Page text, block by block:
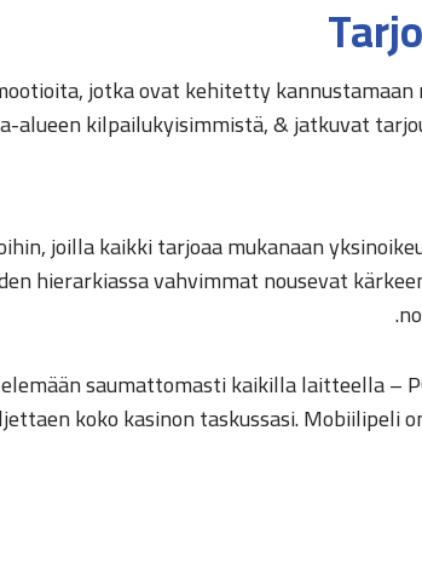
jotka ovat kehitetty
alueen kilpailukyisimmistä, & jatkuvat
joilla kaikki tarjoaa mukanaan
hierarkiassa vahvimmat nousevat
saumattomasti kaikilla laitteella –
koko kasinon taskussasi.